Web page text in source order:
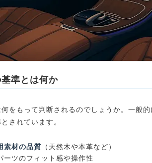
準とは何か
何をもって判断されるのでしょうか。一般
されています。
素材の品質 （天然木や本革など）
ーツのフィット感や操作性